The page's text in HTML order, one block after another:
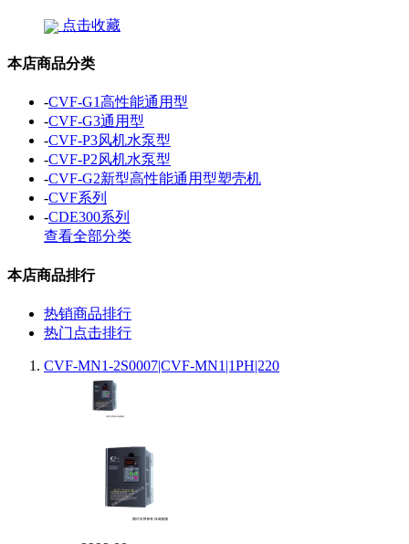
点击收藏
本店商品分类
-CVF-G1高性能通用型
-CVF-G3通用型
-CVF-P3风机水泵型
-CVF-P2风机水泵型
-CVF-G2新型高性能通用型塑壳机
-CVF系列
-CDE300系列
查看全部分类
本店商品排行
热销商品排行
热门点击排行
CVF-MN1-2S0007|CVF-MN1|1PH|220